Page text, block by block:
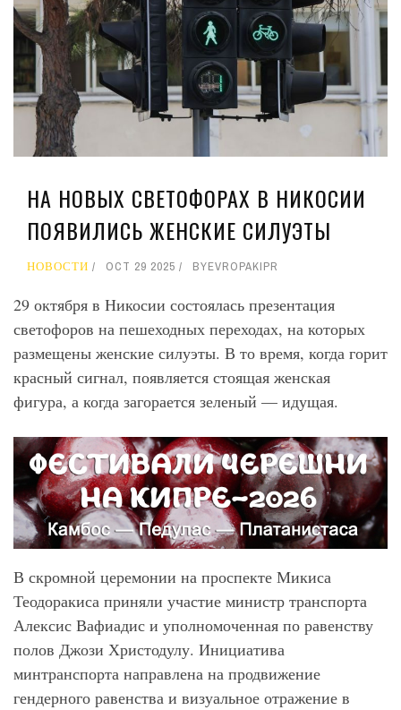
НА НОВЫХ СВЕТОФОРАХ В НИКОСИИ
ПОЯВИЛИСЬ ЖЕНСКИЕ СИЛУЭТЫ
НОВОСТИ OCT 29 2025 BYEVROPAKIPR
29 октября в Никосии состоялась презентация
светофоров на пешеходных переходах, на которых
размещены женские силуэты. В то время, когда горит
красный сигнал, появляется стоящая женская
фигура, а когда загорается зеленый — идущая.
В скромной церемонии на проспекте Микиса
Теодоракиса приняли участие министр транспорта
Алексис Вафиадис и уполномоченная по равенству
полов Джози Христодулу. Инициатива
минтранспорта направлена на продвижение
гендерного равенства и визуальное отражение в